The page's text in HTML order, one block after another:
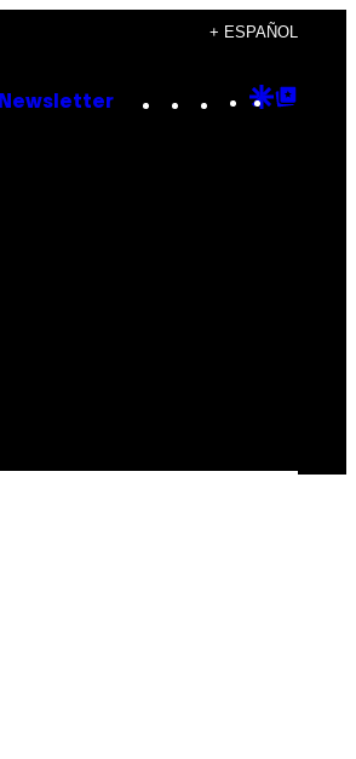
+ ESPAÑOL
Newsletter Instagram
TikTok
YouTube
Google